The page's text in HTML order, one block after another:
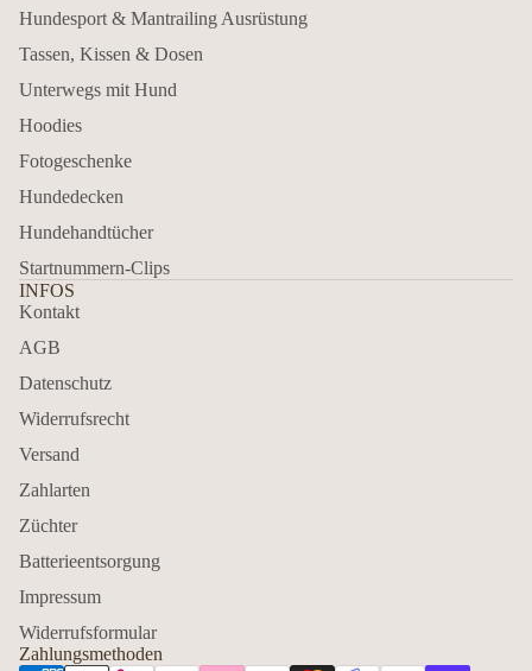
Hundesport & Mantrailing Ausrüstung
Tassen, Kissen & Dosen
Unterwegs mit Hund
Hoodies
Fotogeschenke
Hundedecken
Hundehandtücher
Startnummern-Clips
INFOS
Kontakt
AGB
Datenschutz
Widerrufsrecht
Versand
Zahlarten
Züchter
Batterieentsorgung
Impressum
Widerrufsformular
Zahlungsmethoden